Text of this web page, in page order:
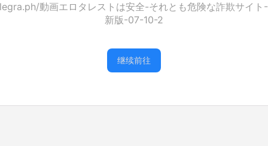
動画エロタレストは安全-それとも危険な詐欺サイ
新版-07-10-2
继续前往